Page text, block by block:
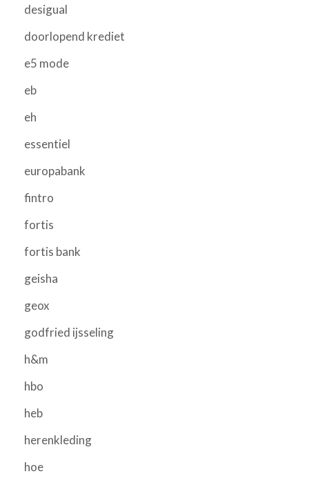
desigual
doorlopend krediet
e5 mode
eb
eh
essentiel
europabank
fintro
fortis
fortis bank
geisha
geox
godfried ijsseling
h&m
hbo
heb
herenkleding
hoe